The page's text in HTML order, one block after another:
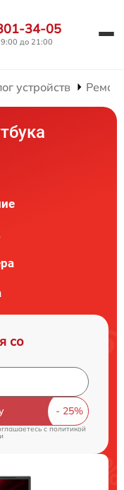
34-05
до 21:00
устройств
со
cполитикой